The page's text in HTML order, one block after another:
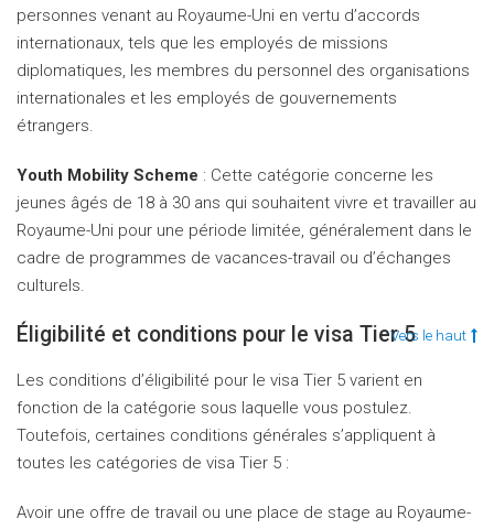
personnes venant au Royaume-Uni en vertu d’accords
internationaux, tels que les employés de missions
diplomatiques, les membres du personnel des organisations
internationales et les employés de gouvernements
étrangers.
Youth Mobility Scheme : Cette catégorie concerne les
jeunes âgés de 18 à 30 ans qui souhaitent vivre et travailler au
Royaume-Uni pour une période limitée, généralement dans le
cadre de programmes de vacances-travail ou d’échanges
culturels.
Éligibilité et conditions pour le visa Tier 5Vers le haut
Les conditions d’éligibilité pour le visa Tier 5 varient en
fonction de la catégorie sous laquelle vous postulez.
Toutefois, certaines conditions générales s’appliquent à
toutes les catégories de visa Tier 5 :
Avoir une offre de travail ou une place de stage au Royaume-